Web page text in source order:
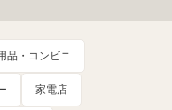
品・コンビニ
家電店